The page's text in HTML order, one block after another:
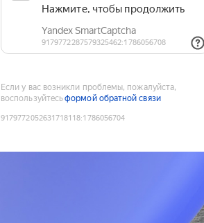
Если у вас возникли проблемы, пожалуйста,
воспользуйтесьформой обратной связи
9179772052631718118:1786056704